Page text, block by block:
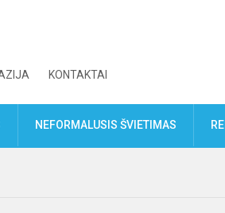
KONTAKTAI
NEFORMALUSIS ŠVIETIMAS